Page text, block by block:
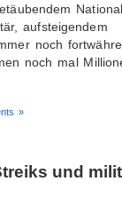
aufsteigendem
noch
noch mal
»
und